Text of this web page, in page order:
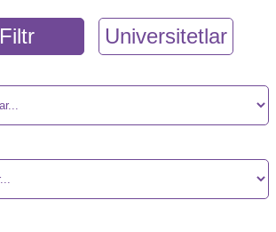
Filtr Universitetlar